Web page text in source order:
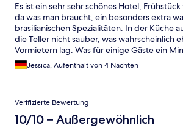
Es ist ein sehr sehr schönes Hotel,
da was man braucht, ein besonders extra
brasilianischen Spezialitäten. In der Küche
die Teller nicht sauber, was wahrscheinlich
Vormietern lag. Was für einige Gäste ein
könnte ist das Kommunikation auf Deutsch
an der Rezeption nur sehr schwierig möglich
ist kann es wichtig sein zu wissen.
Jessica, Aufenthalt von 4 Nächten
Verifizierte Bewertung
10/10 – Außergewöhnlich